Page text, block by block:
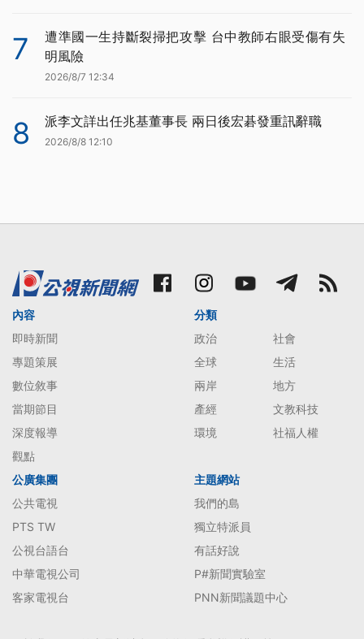
7
遭準國一生持斷裂掃把攻擊 台中教師右眼受傷有失
明風險
2026/8/7 12:34
8 派李文詳出任兆基董事長 兩日後宏碁發重訊辭職
2026/8/8 12:10
內容
即時新聞
專題策展
數位敘事
當期節目
深度報導
觀點
分類
政治
社會
全球
生活
兩岸
地方
產經
文教科技
環境
社福人權
公廣集團
公共電視
PTS TW
公視台語台
中華電視公司
客家電視台
主題網站
我們的島
獨立特派員
有話好說
P#新聞實驗室
PNN新聞議題中心